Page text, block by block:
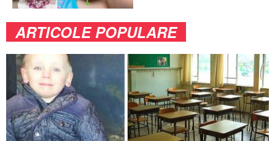
ARTICOLE POPULARE